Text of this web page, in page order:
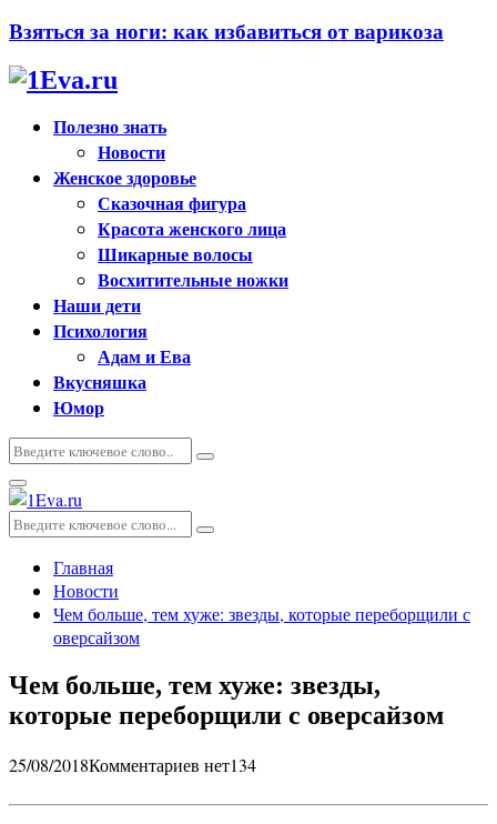
Взяться за ноги: как избавиться от варикоза
Полезно знать
Новости
Женское здоровье
Сказочная фигура
Красота женского лица
Шикарные волосы
Восхитительные ножки
Наши дети
Психология
Адам и Ева
Вкусняшка
Юмор
Искать:
Поиск
Основное
меню
Искать:
Поиск
Главная
Новости
Чем больше, тем хуже: звезды, которые переборщили с
оверсайзом
Чем больше, тем хуже: звезды,
которые переборщили с оверсайзом
25/08/2018Комментариев нет134